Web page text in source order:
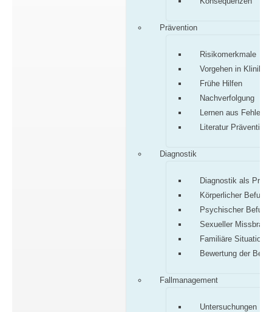
Prävention
Risikomerkmale
Vorgehen in Klinik/
Frühe Hilfen
Nachverfolgung
Lernen aus Fehlern
Literatur Prävention
Diagnostik
Diagnostik als
Körperlicher Befund
Psychischer Befund
Sexueller
Familiäre Situation
Bewertung der
Fallmanagement
Untersuchungen